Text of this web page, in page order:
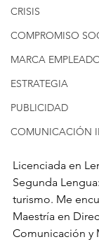
CRISIS
COMPROMISO
MARCA
ESTRATEGIA
PUBLICIDAD
COMUNICACIÓN
Licenciada en
Segunda
turismo. Me
Maestría en
Comunicación y